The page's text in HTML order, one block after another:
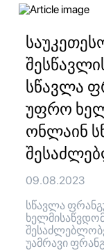
სწავლა
უფრო
ონლაინ
09.08.2023
სწავლა
უამრავი